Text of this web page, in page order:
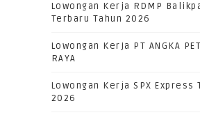
Lowongan Kerja RDMP
Terbaru Tahun 2026
Lowongan Kerja PT ANGKA
RAYA
Lowongan Kerja SPX Express
2026